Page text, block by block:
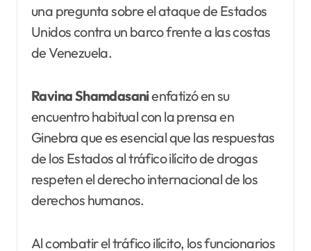
una pregunta sobre el ataque de Estados
Unidos contra un barco frente a las costas
de Venezuela.
Ravina Shamdasanienfatizó en su
encuentro habitual con la prensa en
Ginebra que es esencial que las respuestas
de los Estados al tráfico ilícito de drogas
respeten el derecho internacional de los
derechos humanos.
Al combatir el tráfico ilícito, los funcionarios